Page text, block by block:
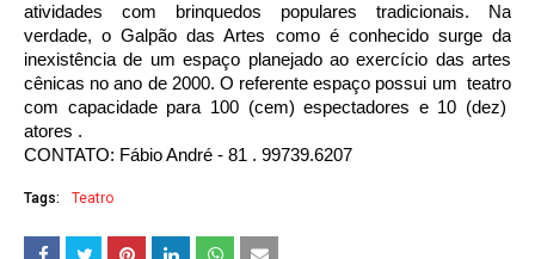
atividades com brinquedos populares tradicionais. Na
verdade, o Galpão das Artes como é conhecido surge da
inexistência de um espaço planejado ao exercício das artes
cênicas no ano de 2000. O referente espaço possui um teatro
com capacidade para 100 (cem) espectadores e 10 (dez)
atores .
CONTATO: Fábio André - 81 . 99739.6207
Tags: Teatro